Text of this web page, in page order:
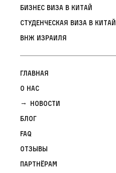
Бизнес виза в Китай
Студенческая виза в Китай
ВНЖ Израиля
Главная
О нас
Новости
Блог
FAQ
Отзывы
Партнёрам